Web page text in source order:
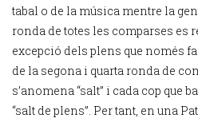
tabal o de la música mentre la
ronda de totes les comparses es
excepció dels plens que només
de la segona i quarta ronda de
s’anomena “salt” i cada cop que
“salt de plens”. Per tant, en una